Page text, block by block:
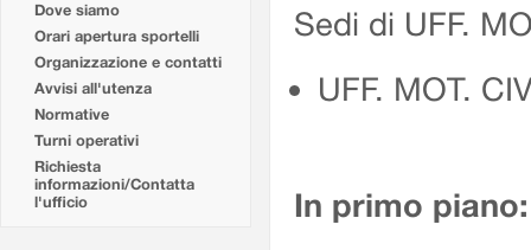
Dove siamo
Orari apertura sportelli
Organizzazione e contatti
Avvisi all'utenza
Normative
Turni operativi
Richiesta
informazioni/Contatta
l'ufficio
Sedi di UFF.
UFF. MOT.
In primo piano: